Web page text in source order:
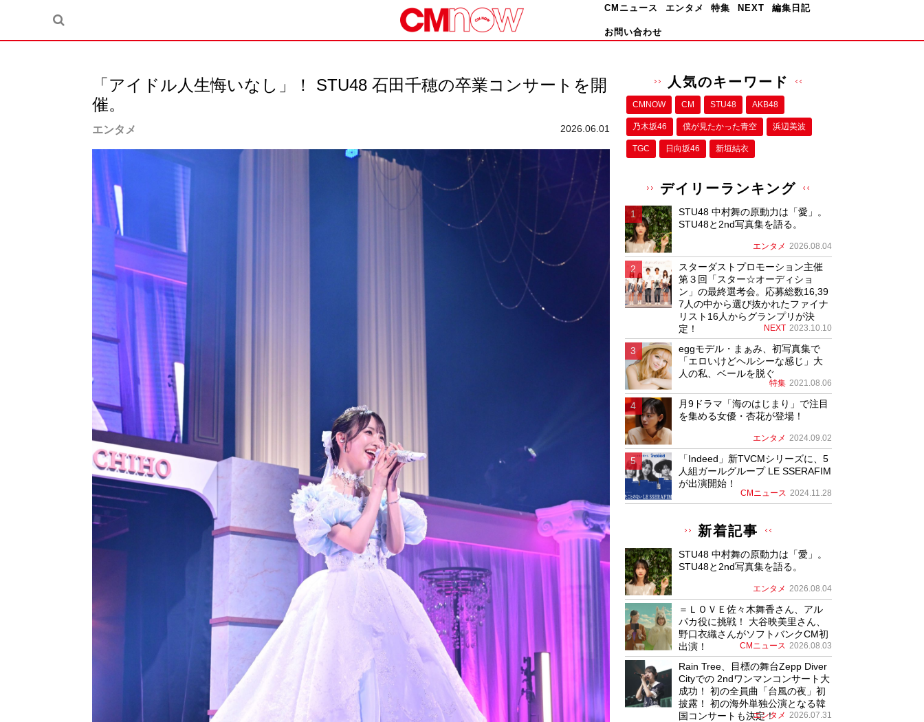
CMニュース エンタメ 特集 NEXT 編集日記
お問い合わせ
「アイドル人生悔いなし」！ STU48 石田千穂の卒業コンサートを開
催。
エンタメ 2026.06.01
人気のキーワード
CMNOW CM STU48 AKB48
乃木坂46 僕が⾒たかった⻘空 浜辺美波
TGC 日向坂46 新垣結衣
デイリーランキング
STU48 中村舞の原動力は「愛」。
STU48と2nd写真集を語る。
エンタメ 2026.08.04
スターダストプロモーション主催
第３回「スター☆オーディショ
ン」の最終選考会。応募総数16,39
7人の中から選び抜かれたファイナ
リスト16人からグランプリが決
定！
NEXT 2023.10.10
eggモデル・まぁみ、初写真集で
「エロいけどヘルシーな感じ」大
人の私、ベールを脱ぐ
特集 2021.08.06
月9ドラマ「海のはじまり」で注目
を集める女優・杏花が登場！
エンタメ 2024.09.02
「Indeed」新TVCMシリーズに、5
人組ガールグループ LE SSERAFIM
が出演開始！
CMニュース 2024.11.28
新着記事
STU48 中村舞の原動力は「愛」。
STU48と2nd写真集を語る。
エンタメ 2026.08.04
＝ＬＯＶＥ佐々木舞香さん、アル
パカ役に挑戦！ 大谷映美里さん、
野口衣織さんがソフトバンクCM初
出演！
CMニュース 2026.08.03
Rain Tree、目標の舞台Zepp Diver
Cityでの 2ndワンマンコンサート大
成功！ 初の全員曲「台風の夜」初
披露！ 初の海外単独公演となる韓
国コンサートも決定！
エンタメ 2026.07.31